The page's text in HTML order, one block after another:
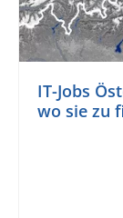
IT-Jobs
wo sie zu